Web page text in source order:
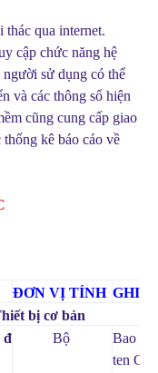
thác qua internet.
cập chức năng hệ
sử dụng có thể
và các thông số hiện
cũng cung cấp giao
kê báo cáo về
ĐƠN VỊ TÍNH GHI
bị cơ bản
đ Bộ
Bao
ten